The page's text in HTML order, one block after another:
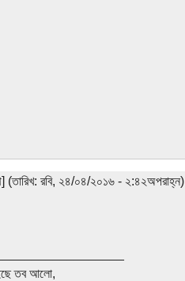
(তারিখ: রবি, ২৪/০৪/২০১৬ - ২:৪২অপরাহ্ন)
তব আলো,